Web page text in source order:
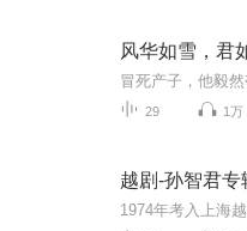
风华如雪，君
29 1万
越剧-孙智君专